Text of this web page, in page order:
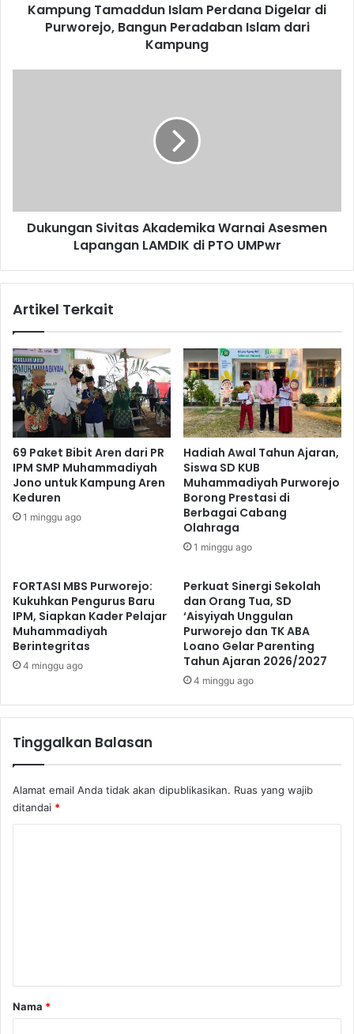
IslamKampung Tamaddun Islam Perdana Digelar di
Purworejo, Bangun Peradaban Islam dari
Kampung
PTO
UMPwr
Dukungan Sivitas Akademika Warnai Asesmen
Lapangan LAMDIK di PTO UMPwr
Artikel Terkait
69 Paket Bibit Aren dari PR
IPM SMP Muhammadiyah
Jono untuk Kampung Aren
Keduren
1 minggu ago
Hadiah Awal Tahun Ajaran,
Siswa SD KUB
Muhammadiyah Purworejo
Borong Prestasi di
Berbagai Cabang
Olahraga
1 minggu ago
FORTASI MBS Purworejo:
Kukuhkan Pengurus Baru
IPM, Siapkan Kader Pelajar
Muhammadiyah
Berintegritas
4 minggu ago
Perkuat Sinergi Sekolah
dan Orang Tua, SD
‘Aisyiyah Unggulan
Purworejo dan TK ABA
Loano Gelar Parenting
Tahun Ajaran 2026/2027
4 minggu ago
Tinggalkan Balasan
Alamat email Anda tidak akan dipublikasikan. Ruas yang wajib
ditandai *
rNama *